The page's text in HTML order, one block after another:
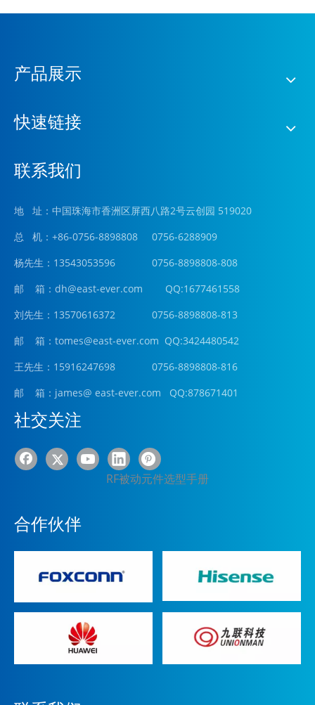
产品展示
快速链接
联系我们
地 址：中国珠海市香洲区屏西八路2号云创园 519020
总 机：+86-0756-8898808 0756-6288909
杨先生：13543053596 0756-8898808-808
邮 箱： dh@east-ever.com QQ:1677461558
刘先生：13570616372 0756-8898808-813
邮 箱：tomes@east-ever.com QQ:3424480542
王先生：15916247698 0756-8898808-816
邮 箱：james@ east-ever.com QQ:878671401
社交关注
RF被动元件选型手册
合作伙伴